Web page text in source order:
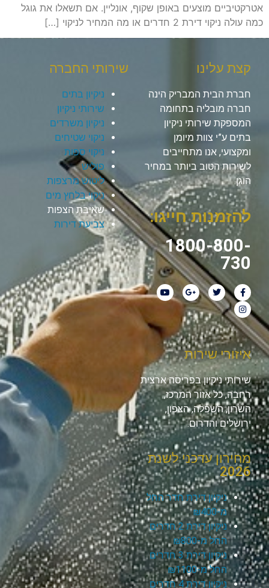
אטרקטיביים מוצעים באופן שקוף, אונליין. אם תשאלו את גוגל
כמה עולה ניקוי דירת 2 חדרים או מה המחיר לניקוי […]
קצת עלינו
חברת הבית המבריק הינה
חברה מובליה בתחומה
המספקת שירותי ניקיון
בתים ע”י צוות מיומן
ומקצועי, אנו מתחייבים
לשירות הטוב ביותר במחיר
הוגן.
להזמנות חייגו:
1800-800-
730
שירותי החברה
ניקיון בתים
שירותי ניקיון
ניקיון משרדים
ניקוי שטיחים
ניקוי ספות
פוליש
ליטוש מרצפות
ניקוי בלחץ מים
שאיבת הצפות
צביעת דירות
איזורי שירות
שירותי ניקיון בפריסה ארצית
רחבה, כל אזור המרכז,
השרון, השפלה, הצפון,
ירושלים והדרום.
מחירון עדכני לשנת
2026
ניקיון דירת חדר החל
מ-₪400
ניקיון דירת 2 חדרים
החל מ-₪800
ניקיון דירת 3 חדרים
החל מ-₪1100
ניקיון דירת 4 חדרים